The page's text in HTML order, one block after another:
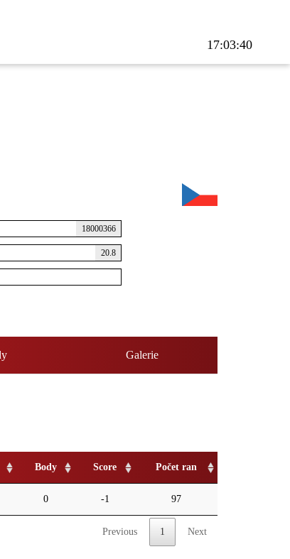
17:03:41
18000366
20.8
Galerie
Body Score Počet ran
0 -1 97
Previous 1 Next